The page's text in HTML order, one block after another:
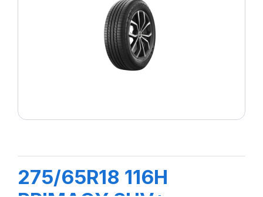
275/65R18 116H